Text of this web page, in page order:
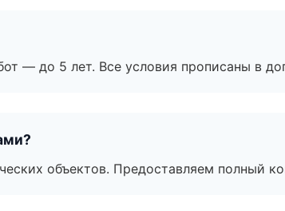
— до 5 лет. Все условия прописаны в
объектов. Предоставляем полный